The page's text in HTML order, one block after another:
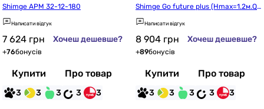
Shimge APM 32-12-180
Написати відгук
7 624 грн Хочеш дешевше?
+76бонусів
Купити Про товар
3 3 3 3 3
Shimge Go future plus (Hmax=1.2м.Q
max=0.46м³ + кабель зі штепс, вихід
1/2")
Написати відгук
8 904 грн Хочеш дешевше?
+89бонусів
Купити Про товар
3 3 3 3 3